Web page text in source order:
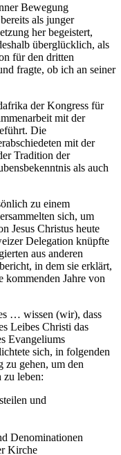
Bewegung
als junger
her begeistert,
überglücklich, als
für den dritten
fragte, ob ich an seiner
der Kongress für
mit der
Die
mit der
Tradition der
als auch
zu einem
sich, um
Jesus Christus heute
Delegation knüpfte
aus anderen
in dem sie erklärt,
Jahre von
… wissen (wir), dass
Leibes Christi das
Evangeliums
sich, in folgenden
zu gehen, um den
zu leben:
und
Denominationen
Kirche